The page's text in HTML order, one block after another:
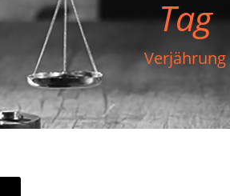
Tag
Verjährung